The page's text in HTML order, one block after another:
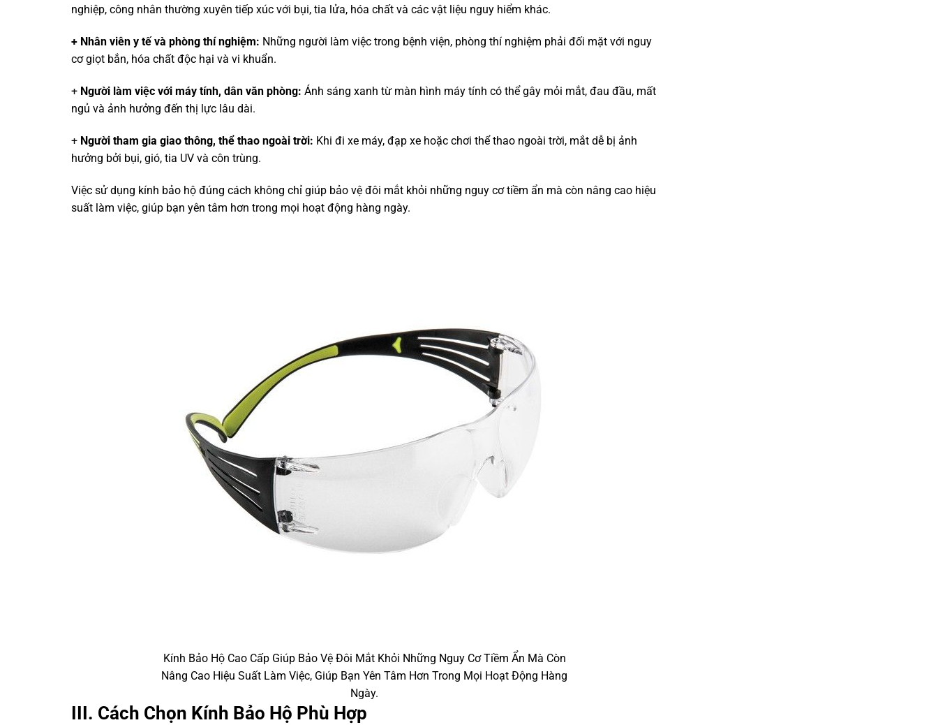
nghiệp, công nhân thường xuyên tiếp xúc với bụi, tia lửa, hóa chất và các vật liệu nguy hiểm khác.
+ Nhân viên y tế và phòng thí nghiệm: Những người làm việc trong bệnh viện, phòng thí nghiệm phải đối mặt với nguy
cơ giọt bắn, hóa chất độc hại và vi khuẩn.
+ Người làm việc với máy tính, dân văn phòng: Ánh sáng xanh từ màn hình máy tính có thể gây mỏi mắt, đau đầu, mất
ngủ và ảnh hưởng đến thị lực lâu dài.
+ Người tham gia giao thông, thể thao ngoài trời: Khi đi xe máy, đạp xe hoặc chơi thể thao ngoài trời, mắt dễ bị ảnh
hưởng bởi bụi, gió, tia UV và côn trùng.
Việc sử dụng kính bảo hộ đúng cách không chỉ giúp bảo vệ đôi mắt khỏi những nguy cơ tiềm ẩn mà còn nâng cao hiệu
suất làm việc, giúp bạn yên tâm hơn trong mọi hoạt động hàng ngày.
Kính Bảo Hộ Cao Cấp Giúp Bảo Vệ Đôi Mắt Khỏi Những Nguy Cơ Tiềm Ẩn Mà Còn
Nâng Cao Hiệu Suất Làm Việc, Giúp Bạn Yên Tâm Hơn Trong Mọi Hoạt Động Hàng
Ngày.
III. Cách Chọn Kính Bảo Hộ Phù Hợp